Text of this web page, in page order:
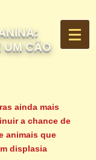
UM CÃO
ainda mais
a chance de
animais que
displasia